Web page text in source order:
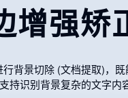
增强矫
背景切除 (文档提取)，
持识别背景复杂的文字内